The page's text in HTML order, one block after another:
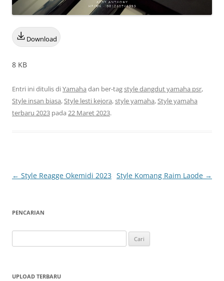
Download
8 KB
Entri ini ditulis diYamaha dan ber-tagstyle dangdut yamaha psr,
Style insan biasa,Style lesti kejora,style yamaha,Style yamaha
terbaru 2023 pada 22 Maret 2023.
Navigasi
← Style Reagge Okemidi 2023 Style Komang Raim Laode →
PENCARIAN
untuk:
UPLOAD TERBARU